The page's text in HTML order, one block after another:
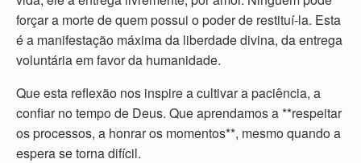
forçar a morte de quem possui o poder de restituí-la. Esta
é a manifestação máxima da liberdade divina, da entrega
voluntária em favor da humanidade.
Que esta reflexão nos inspire a cultivar a paciência, a
confiar no tempo de Deus. Que aprendamos a **respeitar
os processos, a honrar os momentos**, mesmo quando a
espera se torna difícil.